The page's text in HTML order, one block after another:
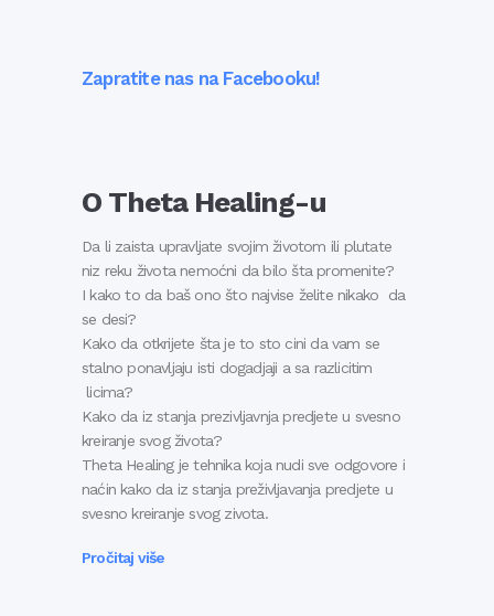
Zapratite nas na Facebooku!
O Theta Healing-u
Da li zaista upravljate svojim životom ili plutate
niz reku života nemoćni da bilo šta promenite?
I kako to da baš ono što najvise želite nikako da
se desi?
Kako da otkrijete šta je to sto cini da vam se
stalno ponavljaju isti dogadjaji a sa razlicitim
licima?
Kako da iz stanja prezivljavnja predjete u svesno
kreiranje svog života?
Theta Healing je tehnika koja nudi sve odgovore i
naćin kako da iz stanja preživljavanja predjete u
svesno kreiranje svog zivota.
Pročitaj više